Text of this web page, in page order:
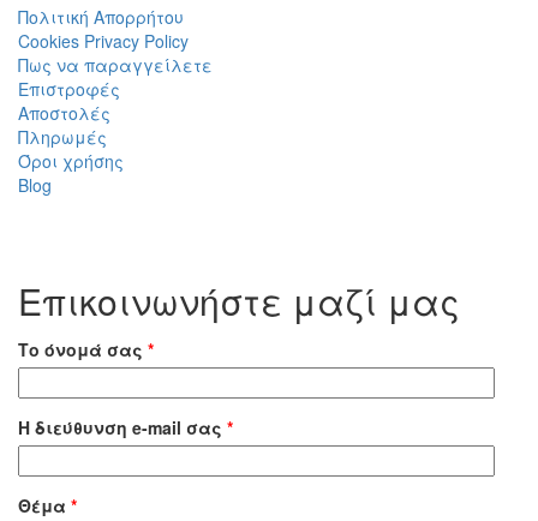
Πολιτική Απορρήτου
Cookies Privacy Policy
Πως να παραγγείλετε
Επιστροφές
Αποστολές
Πληρωμές
Όροι χρήσης
Blog
Επικοινωνήστε μαζί μας
Το όνομά σας *
Η διεύθυνση e-mail σας *
Θέμα *